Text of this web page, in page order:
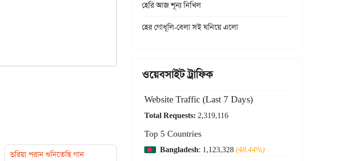
ভরিয়া পরান শুনিতেছি গান
হেরি আজ শূন্য নিখিল
হের গোধূলি-বেলা সই ঘনিয়ে এলো
ওয়েবসাইট ট্রাফিক
Website Traffic (Last 7 Days)
Total Requests: 2,319,116
Top 5 Countries
Bangladesh: 1,123,328(48.44%)